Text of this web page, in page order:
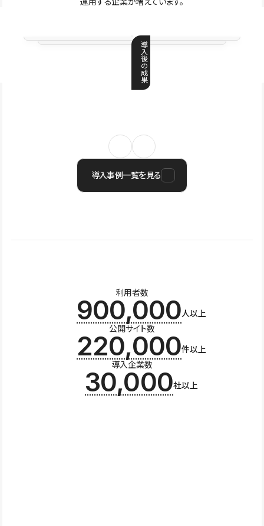
導
入
後
の
成
果
導入事例一覧を見る
利用者数
900,000人以上
公開サイト数
220,000件以上
導入企業数
30,000社以上